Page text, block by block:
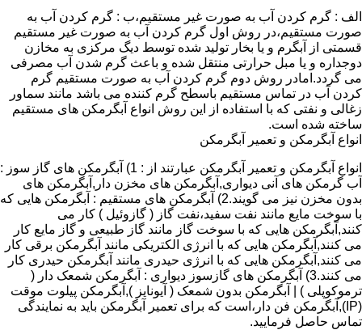
الف : گرم کردن آب به صورت غیر مستقیم،ب : گرم کردن آب به
صورت مستقیم،در روش اول گرم کردن آب به صورت غیر مستقیم
قسمتی از آبگرم و یا بخار تولید شده توسط دیگ مرکزی به مخازن
دوجداره و یا مبل حرارتی منتقل شده و باعث گرم شدن آب مصرفی
می گردد.امادر روش دوم گرم کردن آب به صورت مستقیم گرم
کردن آب در تماس مستقیم باسطح گرم کننده می باشد مانند سماور
زغالی و نفتی که با استفاده از این روش انواع آبگرمکن های مستقیم
ساخته شده است.
انواع آبگرمکن و تعمیر آبگرمکن
انواع آبگرمکن و تعمیر آبگرمکن عبارتند از : 1) آبگرمکن های گاز سوز :
آب گرمکن های آنی دیواری,آبگرمکن های مخزن دار,آبگرمکن های
بدون مخزن نیز می گویند.2) آبگرمکن های مستقیم : آبگرمکن هایی که
با سوخت مایع مانند نفت سفید،نفت گاز ( گازوئیل ) کار می
کنند,آبگرمکن هایی که با سوخت گاز مانند گاز طبیعی و گاز مایع کار
می کنند,آبگرمکن هایی که با انرژی الکتریکی مانند آبگرمکن برقی کار
می کنند,آبگرمکن هایی که با انرژی حیدری مانند آبگرمکن حیدری کار
می کنند.3) آبگرمکن های گازسوز دیواری : آبگرمکن شمعک دار (
ترموکوپلی ) | آبگرمکن بدون شمعک ( آیونایز ),آبگرمکن پیلوت موقت
(IP),آبگرمکن فن دار،است که برای تعمیر آبگرمکن باید به نمایندگی
تماس حاصل فرمایید.